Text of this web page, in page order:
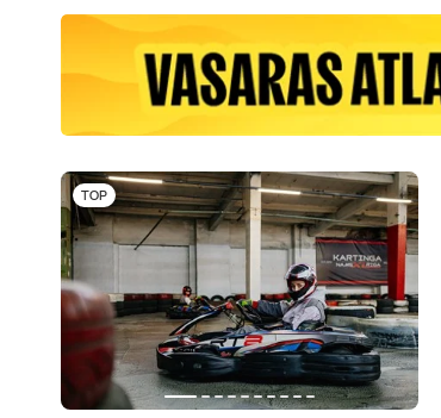
TOP